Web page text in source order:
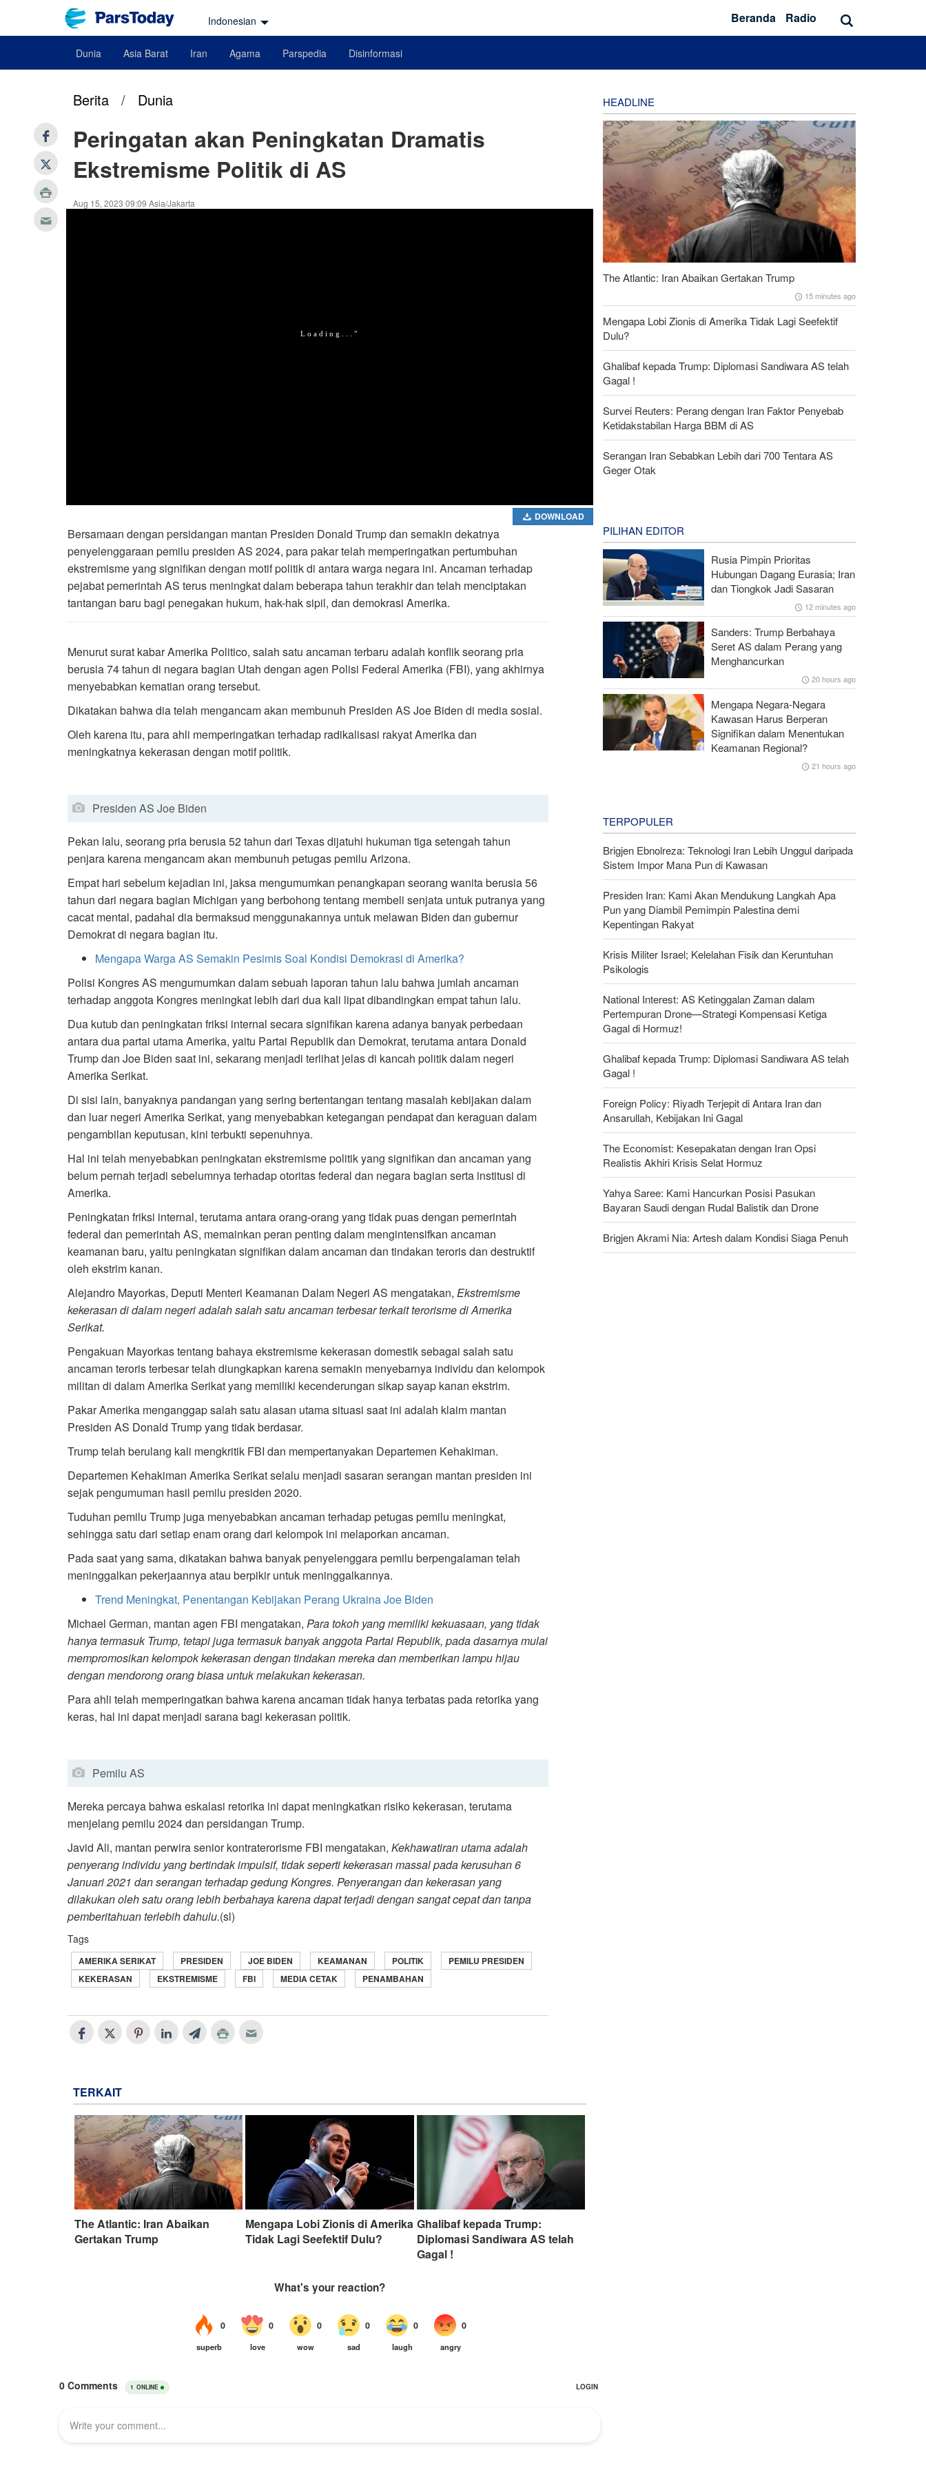
Indonesian Beranda Radio
Dunia Asia Barat Iran Agama Parspedia Disinformasi
Berita / Dunia
Peringatan akan Peningkatan Dramatis
Ekstremisme Politik di AS
Aug 15, 2023 09:09 Asia/Jakarta
DOWNLOAD
Bersamaan dengan persidangan mantan Presiden Donald Trump dan semakin dekatnya
penyelenggaraan pemilu presiden AS 2024, para pakar telah memperingatkan pertumbuhan
ekstremisme yang signifikan dengan motif politik di antara warga negara ini. Ancaman terhadap
pejabat pemerintah AS terus meningkat dalam beberapa tahun terakhir dan telah menciptakan
tantangan baru bagi penegakan hukum, hak-hak sipil, dan demokrasi Amerika.
Menurut surat kabar Amerika Politico, salah satu ancaman terbaru adalah konflik seorang pria
berusia 74 tahun di negara bagian Utah dengan agen Polisi Federal Amerika (FBI), yang akhirnya
menyebabkan kematian orang tersebut.
Dikatakan bahwa dia telah mengancam akan membunuh Presiden AS Joe Biden di media sosial.
Oleh karena itu, para ahli memperingatkan terhadap radikalisasi rakyat Amerika dan
meningkatnya kekerasan dengan motif politik.
Presiden AS Joe Biden
Pekan lalu, seorang pria berusia 52 tahun dari Texas dijatuhi hukuman tiga setengah tahun
penjara karena mengancam akan membunuh petugas pemilu Arizona.
Empat hari sebelum kejadian ini, jaksa mengumumkan penangkapan seorang wanita berusia 56
tahun dari negara bagian Michigan yang berbohong tentang membeli senjata untuk putranya yang
cacat mental, padahal dia bermaksud menggunakannya untuk melawan Biden dan gubernur
Demokrat di negara bagian itu.
Mengapa Warga AS Semakin Pesimis Soal Kondisi Demokrasi di Amerika?
Polisi Kongres AS mengumumkan dalam sebuah laporan tahun lalu bahwa jumlah ancaman
terhadap anggota Kongres meningkat lebih dari dua kali lipat dibandingkan empat tahun lalu.
Dua kutub dan peningkatan friksi internal secara signifikan karena adanya banyak perbedaan
antara dua partai utama Amerika, yaitu Partai Republik dan Demokrat, terutama antara Donald
Trump dan Joe Biden saat ini, sekarang menjadi terlihat jelas di kancah politik dalam negeri
Amerika Serikat.
Di sisi lain, banyaknya pandangan yang sering bertentangan tentang masalah kebijakan dalam
dan luar negeri Amerika Serikat, yang menyebabkan ketegangan pendapat dan keraguan dalam
pengambilan keputusan, kini terbukti sepenuhnya.
Hal ini telah menyebabkan peningkatan ekstremisme politik yang signifikan dan ancaman yang
belum pernah terjadi sebelumnya terhadap otoritas federal dan negara bagian serta institusi di
Amerika.
Peningkatan friksi internal, terutama antara orang-orang yang tidak puas dengan pemerintah
federal dan pemerintah AS, memainkan peran penting dalam mengintensifkan ancaman
keamanan baru, yaitu peningkatan signifikan dalam ancaman dan tindakan teroris dan destruktif
oleh ekstrim kanan.
Alejandro Mayorkas, Deputi Menteri Keamanan Dalam Negeri AS mengatakan, Ekstremisme
kekerasan di dalam negeri adalah salah satu ancaman terbesar terkait terorisme di Amerika
Serikat.
Pengakuan Mayorkas tentang bahaya ekstremisme kekerasan domestik sebagai salah satu
ancaman teroris terbesar telah diungkapkan karena semakin menyebarnya individu dan kelompok
militan di dalam Amerika Serikat yang memiliki kecenderungan sikap sayap kanan ekstrim.
Pakar Amerika menganggap salah satu alasan utama situasi saat ini adalah klaim mantan
Presiden AS Donald Trump yang tidak berdasar.
Trump telah berulang kali mengkritik FBI dan mempertanyakan Departemen Kehakiman.
Departemen Kehakiman Amerika Serikat selalu menjadi sasaran serangan mantan presiden ini
sejak pengumuman hasil pemilu presiden 2020.
Tuduhan pemilu Trump juga menyebabkan ancaman terhadap petugas pemilu meningkat,
sehingga satu dari setiap enam orang dari kelompok ini melaporkan ancaman.
Pada saat yang sama, dikatakan bahwa banyak penyelenggara pemilu berpengalaman telah
meninggalkan pekerjaannya atau berpikir untuk meninggalkannya.
Trend Meningkat, Penentangan Kebijakan Perang Ukraina Joe Biden
Michael German, mantan agen FBI mengatakan, Para tokoh yang memiliki kekuasaan, yang tidak
hanya termasuk Trump, tetapi juga termasuk banyak anggota Partai Republik, pada dasarnya mulai
mempromosikan kelompok kekerasan dengan tindakan mereka dan memberikan lampu hijau
dengan mendorong orang biasa untuk melakukan kekerasan.
Para ahli telah memperingatkan bahwa karena ancaman tidak hanya terbatas pada retorika yang
keras, hal ini dapat menjadi sarana bagi kekerasan politik.
Pemilu AS
Mereka percaya bahwa eskalasi retorika ini dapat meningkatkan risiko kekerasan, terutama
menjelang pemilu 2024 dan persidangan Trump.
Javid Ali, mantan perwira senior kontraterorisme FBI mengatakan, Kekhawatiran utama adalah
penyerang individu yang bertindak impulsif, tidak seperti kekerasan massal pada kerusuhan 6
Januari 2021 dan serangan terhadap gedung Kongres. Penyerangan dan kekerasan yang
dilakukan oleh satu orang lebih berbahaya karena dapat terjadi dengan sangat cepat dan tanpa
pemberitahuan terlebih dahulu.(sl)
Tags
AMERIKA SERIKAT PRESIDEN JOE BIDEN KEAMANAN POLITIK
PEMILU PRESIDEN
KEKERASAN
EKSTREMISME FBI MEDIA CETAK PENAMBAHAN
TERKAIT
The Atlantic: Iran Abaikan
Gertakan Trump
Mengapa Lobi Zionis di Amerika
Tidak Lagi Seefektif Dulu?
Ghalibaf kepada Trump:
Diplomasi Sandiwara AS telah
Gagal !
HEADLINE
The Atlantic: Iran Abaikan Gertakan Trump
15 minutes ago
Mengapa Lobi Zionis di Amerika Tidak Lagi Seefektif
Dulu?
Ghalibaf kepada Trump: Diplomasi Sandiwara AS telah
Gagal !
Survei Reuters: Perang dengan Iran Faktor Penyebab
Ketidakstabilan Harga BBM di AS
Serangan Iran Sebabkan Lebih dari 700 Tentara AS
Geger Otak
PILIHAN EDITOR
Rusia Pimpin Prioritas
Hubungan Dagang Eurasia; Iran
dan Tiongkok Jadi Sasaran
12 minutes ago
Sanders: Trump Berbahaya
Seret AS dalam Perang yang
Menghancurkan
20 hours ago
Mengapa Negara-Negara
Kawasan Harus Berperan
Signifikan dalam Menentukan
Keamanan Regional?
21 hours ago
TERPOPULER
Brigjen Ebnolreza: Teknologi Iran Lebih Unggul daripada
Sistem Impor Mana Pun di Kawasan
Presiden Iran: Kami Akan Mendukung Langkah Apa
Pun yang Diambil Pemimpin Palestina demi
Kepentingan Rakyat
Krisis Militer Israel; Kelelahan Fisik dan Keruntuhan
Psikologis
National Interest: AS Ketinggalan Zaman dalam
Pertempuran Drone—Strategi Kompensasi Ketiga
Gagal di Hormuz!
Ghalibaf kepada Trump: Diplomasi Sandiwara AS telah
Gagal !
Foreign Policy: Riyadh Terjepit di Antara Iran dan
Ansarullah, Kebijakan Ini Gagal
The Economist: Kesepakatan dengan Iran Opsi
Realistis Akhiri Krisis Selat Hormuz
Yahya Saree: Kami Hancurkan Posisi Pasukan
Bayaran Saudi dengan Rudal Balistik dan Drone
Brigjen Akrami Nia: Artesh dalam Kondisi Siaga Penuh